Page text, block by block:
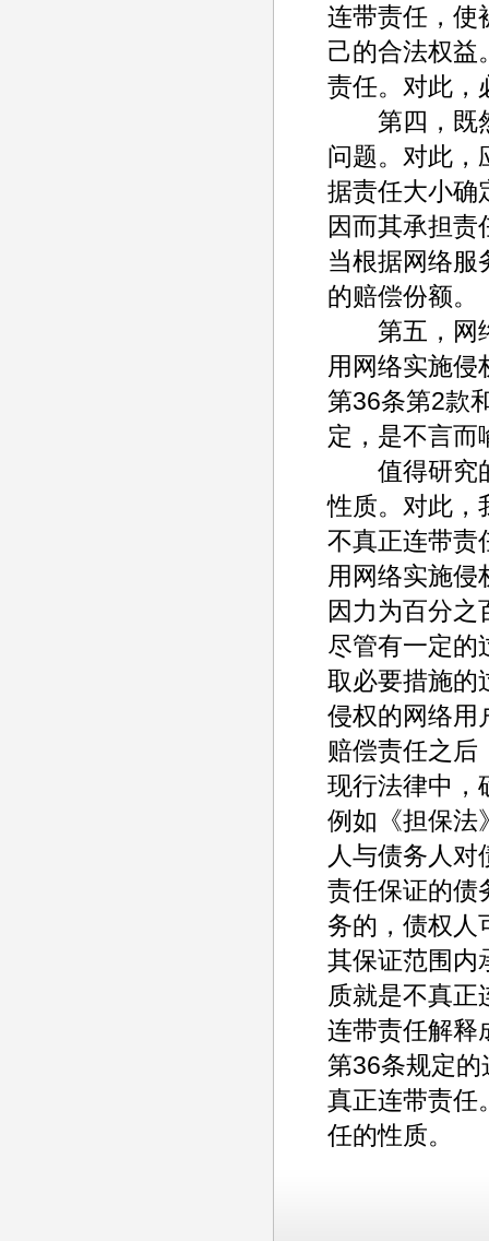
连带责任，使
己的合法权益
责任。对此，
第四，既然
问题。对此，
据责任大小确
因而其承担责
当根据网络服
的赔偿份额。
第五，网络
用网络实施侵
第36条第2款
定，是不言而
值得研究的
性质。对此，
不真正连带责
用网络实施侵
因力为百分之
尽管有一定的
取必要措施的
侵权的网络用
赔偿责任之后
现行法律中，
例如《担保法
人与债务人对
责任保证的债
务的，债权人
其保证范围内
质就是不真
连带责任解释
第36条规定
真正连带责任
任的性质。